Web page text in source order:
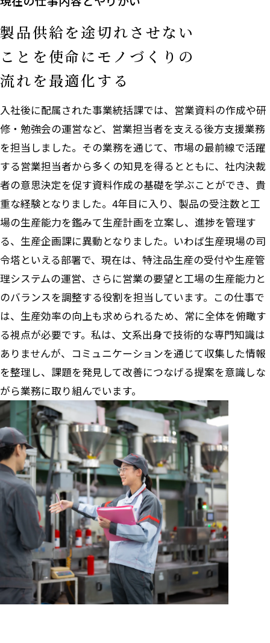
製品供給を途切れさせない
ことを使命にモノづくりの
流れを最適化する
入社後に配属された事業統括課では、営業資料の作成や研
修・勉強会の運営など、営業担当者を支える後方支援業務
を担当しました。その業務を通じて、市場の最前線で活躍
する営業担当者から多くの知見を得るとともに、社内決裁
者の意思決定を促す資料作成の基礎を学ぶことができ、貴
重な経験となりました。4年目に入り、製品の受注数と工
場の生産能力を鑑みて生産計画を立案し、進捗を管理す
る、生産企画課に異動となりました。いわば生産現場の司
令塔といえる部署で、現在は、特注品生産の受付や生産管
理システムの運営、さらに営業の要望と工場の生産能力と
のバランスを調整する役割を担当しています。この仕事で
は、生産効率の向上も求められるため、常に全体を俯瞰す
る視点が必要です。私は、文系出身で技術的な専門知識は
ありませんが、コミュニケーションを通じて収集した情報
を整理し、課題を発見して改善につなげる提案を意識しな
がら業務に取り組んでいます。